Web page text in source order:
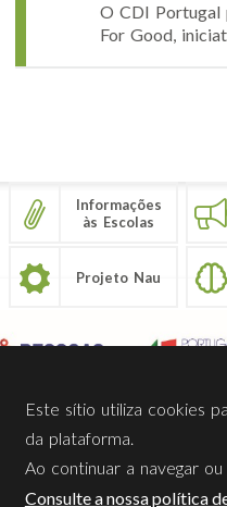
O CDI Portugal
For Good,
Informações
às Escolas
Projeto Nau
Sobre Nós
Este sítio utiliza cookies
da plataforma.
Ao continuar a navegar
Consulte a nossa política